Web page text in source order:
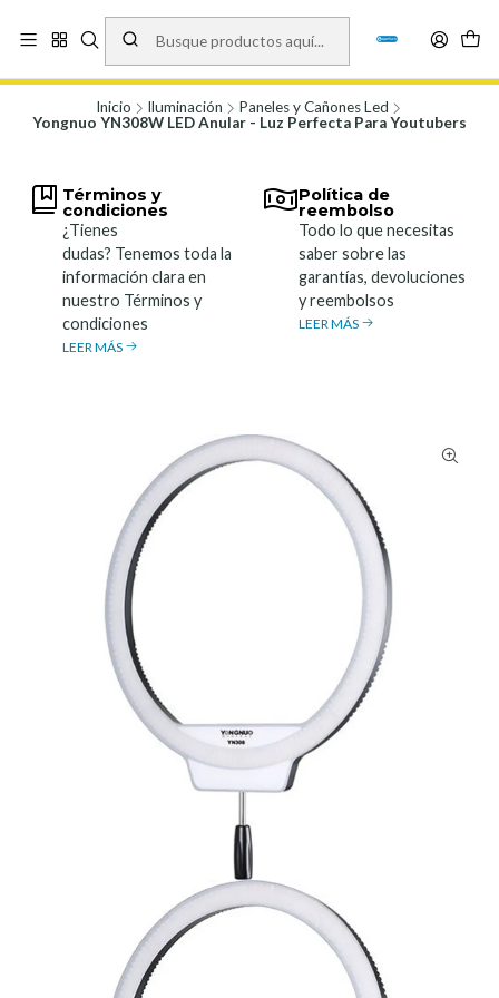
Vísita nuestro local en Los Agustinos 5478, Ñuñoa. Lunes a Viernes 9.30 a
19.00, Sábados 10:00 a 19:00 y Domingos de 10:00 a 17:00
Inicio Iluminación
Paneles y Cañones Led
Yongnuo YN308W LED Anular - Luz Perfecta Para Youtubers
Términos y
condiciones
¿Tienes
dudas? Tenemos toda la
información clara en
nuestro Términos y
condiciones
LEER MÁS
Política de
reembolso
Todo lo que necesitas
saber sobre las
garantías, devoluciones
y reembolsos
LEER MÁS